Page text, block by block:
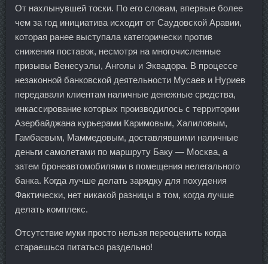
От нахлынувшей тоски. По его словам, впервые более
чем за год инициатива исходит от Саудовской Аравии,
которая ранее выступала категорически против
снижения поставок, несмотря на многочисленные
призывы Венесуэлы, Анголы и Эквадора. В процессе
незаконной банковской деятельности Мусаев и Нуриев
передавали клиентам наличные денежные средства,
инкассирование которых производилось с территории
Азербайджана курьерами Каримовым, Халиловым,
Гамбаевым, Маммедовым, доставлявшими наличные
деньги самолетами по маршруту Баку — Москва, а
затем бронеавтомобилями в помещения нелегального
банка. Когда лучше делать зарядку для похудения
Фактически, нет никакой разницы в том, когда лучше
делать комплекс.
Отсутствие муки просто нельзя переоценить когда
стараешься питаться раздельно!